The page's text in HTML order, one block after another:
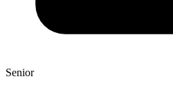
Senior